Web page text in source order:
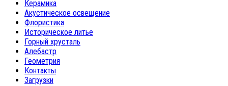
Керамика
Акустическое освещение
Флористика
Историческое литье
Горный хрусталь
Алебастр
Геометрия
Контакты
Загрузки